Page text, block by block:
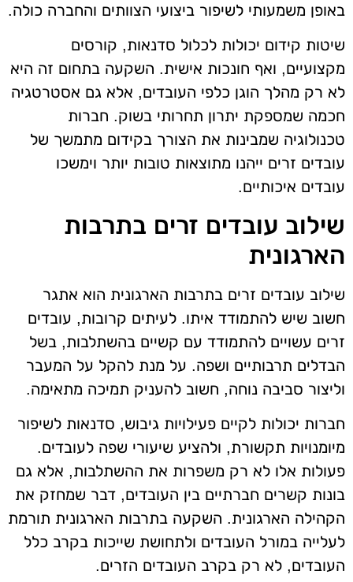
באופן משמעותי לשיפור ביצועי הצוותים והחברה כולה.
שיטות קידום יכולות לכלול סדנאות, קורסים
מקצועיים, ואף חונכות אישית. השקעה בתחום זה היא
לא רק מהלך הוגן כלפי העובדים, אלא גם אסטרטגיה
חכמה שמספקת יתרון תחרותי בשוק. חברות
טכנולוגיה שמבינות את הצורך בקידום מתמשך של
עובדים זרים ייהנו מתוצאות טובות יותר וימשכו
עובדים איכותיים.
שילוב עובדים זרים בתרבות
הארגונית
שילוב עובדים זרים בתרבות הארגונית הוא אתגר
חשוב שיש להתמודד איתו. לעיתים קרובות, עובדים
זרים עשויים להתמודד עם קשיים בהשתלבות, בשל
הבדלים תרבותיים ושפה. על מנת להקל על המעבר
וליצור סביבה נוחה, חשוב להעניק תמיכה מתאימה.
חברות יכולות לקיים פעילויות גיבוש, סדנאות לשיפור
מיומנויות תקשורת, ולהציע שיעורי שפה לעובדים.
פעולות אלו לא רק משפרות את ההשתלבות, אלא גם
בונות קשרים חברתיים בין העובדים, דבר שמחזק את
הקהילה הארגונית. השקעה בתרבות הארגונית תורמת
לעלייה במורל העובדים ולתחושת שייכות בקרב כלל
העובדים, לא רק בקרב העובדים הזרים.